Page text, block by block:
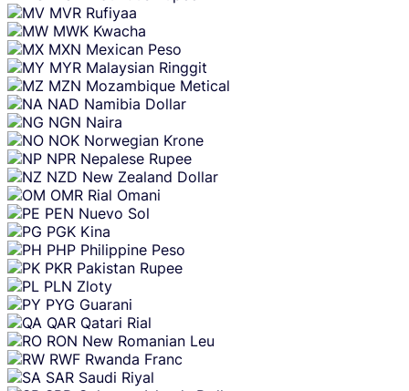
MVR Rufiyaa
MWK Kwacha
MXN Mexican Peso
MYR Malaysian Ringgit
MZN Mozambique Metical
NAD Namibia Dollar
NGN Naira
NOK Norwegian Krone
NPR Nepalese Rupee
NZD New Zealand Dollar
OMR Rial Omani
PEN Nuevo Sol
PGK Kina
PHP Philippine Peso
PKR Pakistan Rupee
PLN Zloty
PYG Guarani
QAR Qatari Rial
RON New Romanian Leu
RWF Rwanda Franc
SAR Saudi Riyal